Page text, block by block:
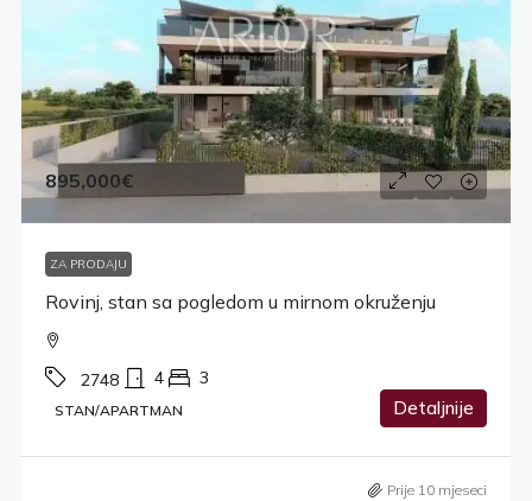
895,000€
ZA PRODAJU
Rovinj, stan sa pogledom u mirnom okruženju
2748 4 3
STAN/APARTMAN Detaljnije
Prije 10 mjeseci